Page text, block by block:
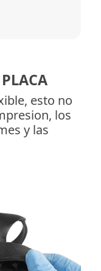
esto no
los
y las